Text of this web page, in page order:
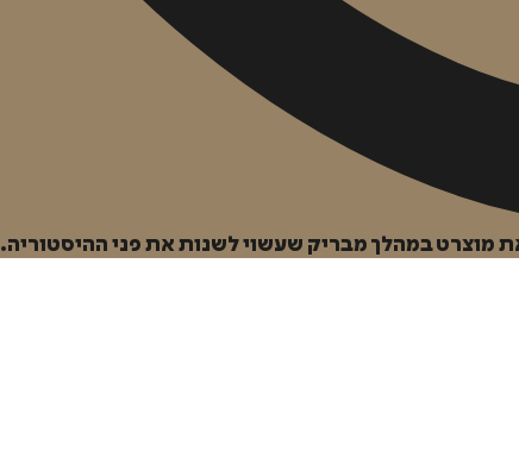
מוצרט במהלך מבריק שעשוי לשנות את פני ההיסטוריה.